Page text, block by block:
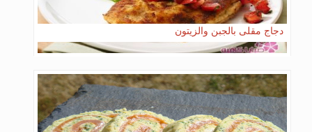
دجاج مقلى بالجبن والزيتون